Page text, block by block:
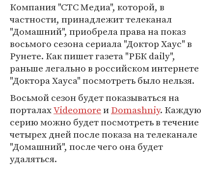
Компания "СТС Медиа", которой, в
частности, принадлежит телеканал
"Домашний", приобрела права на показ
восьмого сезона сериала "Доктор Хаус" в
Рунете. Как пишет газета "РБК daily",
раньше легально в российском интернете
"Доктора Хауса" посмотреть было нельзя.
Восьмой сезон будет показываться на
порталахVideomoreиDomashniy. Каждую
серию можно будет посмотреть в течение
четырех дней после показа на телеканале
"Домашний", после чего она будет
удаляться.